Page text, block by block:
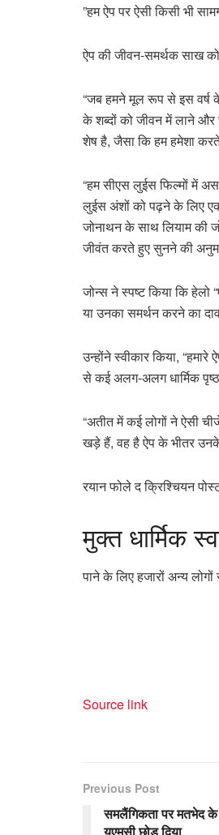
”हम ऐप पर ऐसी किसी भी
ऐप की जीवन-समर्थक साख
“जब हमने मूल रूप से इस वर्ष
के शब्दों को जीवन में लाने
शेष है, जैसा कि हम हमेशा
“हम सीएस लुईस फिल्मों में
लुईस अंशों को पढ़ने के लिए
जोनाथन के साथ लियाम की
जीवंत करते हुए सुनने की
जोन्स ने स्पष्ट किया कि हेलो
या उनका समर्थन करने का
उन्होंने स्वीकार किया,
से कई अलग-अलग धार्मिक
“अतीत में कई लोगों ने ऐसी
खड़े हैं, वह है ऐप के भीतर उनके
रयान फोले द क्रिश्चियन
मुक्तधार्मिक
पाने के लिए हजारों अन्य
Source link
Previous Post
समलैंगिकता पर मतभेद के